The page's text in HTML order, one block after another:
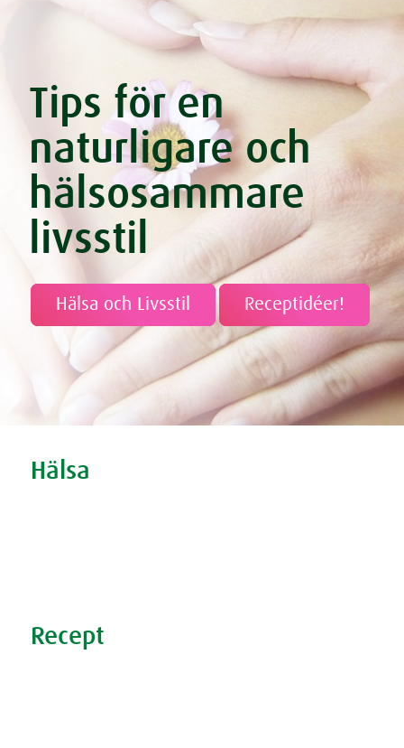
Tips för en
naturligare och
hälsosammare
livsstil
Hälsa och Livsstil Receptidéer!
Hälsa
Recept